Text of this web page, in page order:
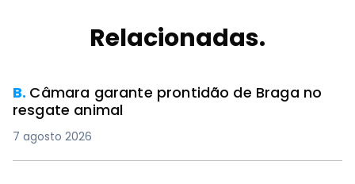
Relacionadas.
B. Câmara garante prontidão de Braga no
resgate animal
7 agosto 2026